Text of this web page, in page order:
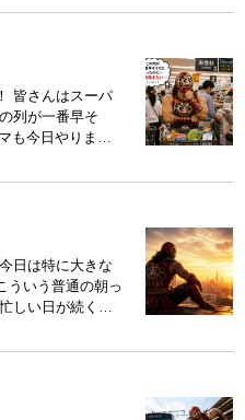
ですよね(笑) 気
ういう普通の朝っ
て、仕事や学校に
ですよね。 ダ
の買ったり(笑)